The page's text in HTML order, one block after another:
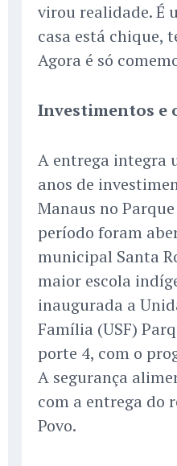
virou realidade. É
casa está chique,
Agora é só
Investimentos e
A entrega integra
anos de
Manaus no
período foram
municipal Santa
maior escola
inaugurada a
Família (USF)
porte 4, com o
A segurança
com a entrega do
Povo.